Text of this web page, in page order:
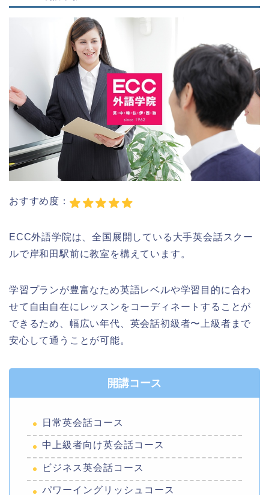
おすすめ度：
ECC外語学院は、全国展開している大手英会話スクー
ルで岸和田駅前に教室を構えています。
学習プランが豊富なため英語レベルや学習目的に合わ
せて自由自在にレッスンをコーディネートすることが
できるため、幅広い年代、英会話初級者〜上級者まで
安心して通うことが可能。
開講コース
日常英会話コース
中上級者向け英会話コース
ビジネス英会話コース
パワーイングリッシュコース